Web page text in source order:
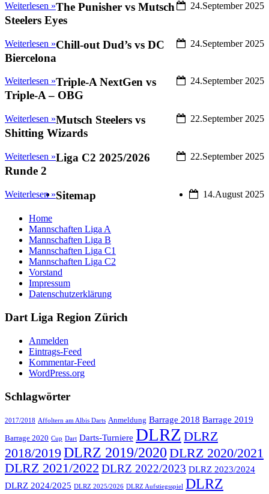
Weiterlesen » 24.September 2025
The Punisher vs Mutsch
Steelers Eyes
Weiterlesen » 24.September 2025
Chill-out Dud’s vs DC
Biercelona
Weiterlesen » 24.September 2025
Triple-A NextGen vs
Triple-A – OBG
Weiterlesen » 22.September 2025
Mutsch Steelers vs
Shitting Wizards
Weiterlesen » 22.September 2025
Liga C2 2025/2026
Runde 2
Weiterlesen » 14.August 2025
Sitemap
Home
Mannschaften Liga A
Mannschaften Liga B
Mannschaften Liga C1
Mannschaften Liga C2
Vorstand
Impressum
Datenschutzerklärung
Dart Liga Region Zürich
Anmelden
Eintrags-Feed
Kommentar-Feed
WordPress.org
Schlagwörter
2017/2018 Affoltern am Albis Darts Anmeldung Barrage 2018 Barrage 2019
Barrage 2020 Cup Dart Darts-Turniere DLRZ DLRZ
2018/2019 DLRZ 2019/2020 DLRZ 2020/2021
DLRZ 2021/2022 DLRZ 2022/2023 DLRZ 2023/2024
DLRZ 2024/2025 DLRZ 2025/2026 DLRZ Aufstiegsspiel DLRZ